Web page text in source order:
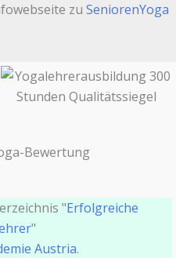
zu SeniorenYoga
"Erfolgreiche
"
Austria.